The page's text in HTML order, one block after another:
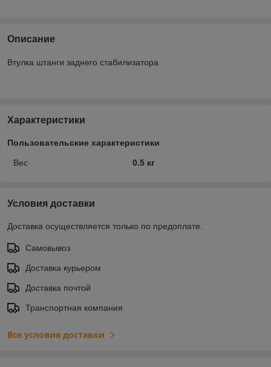
Описание
Втулка штанги заднего стабилизатора
Характеристики
Пользовательские характеристики
Вес 0.5 кг
Условия доставки
Доставка осуществляется только по предоплате.
Самовывоз
Доставка курьером
Доставка почтой
Транспортная компания
Все условия доставки